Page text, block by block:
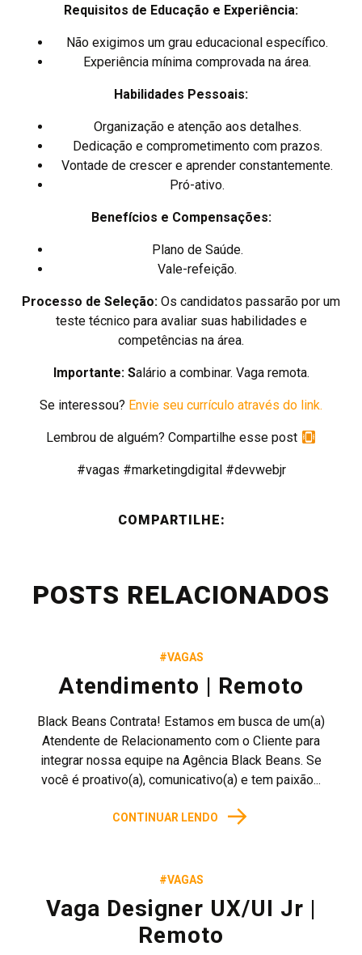
Requisitos de Educação e Experiência:
Não exigimos um grau educacional específico.
Experiência mínima comprovada na área.
Habilidades Pessoais:
Organização e atenção aos detalhes.
Dedicação e comprometimento com prazos.
Vontade de crescer e aprender constantemente.
Pró-ativo.
Benefícios e Compensações:
Plano de Saúde.
Vale-refeição.
Processo de Seleção: Os candidatos passarão por um
teste técnico para avaliar suas habilidades e
competências na área.
Importante: Salário a combinar. Vaga remota.
Se interessou? Envie seu currículo através do link.
Lembrou de alguém? Compartilhe esse post
#vagas #marketingdigital #devwebjr
COMPARTILHE:
POSTS RELACIONADOS
#VAGAS
Atendimento | Remoto
Black Beans Contrata! Estamos em busca de um(a)
Atendente de Relacionamento com o Cliente para
integrar nossa equipe na Agência Black Beans. Se
você é proativo(a), comunicativo(a) e tem paixão...
CONTINUAR LENDO →
#VAGAS
Vaga Designer UX/UI Jr |
Remoto